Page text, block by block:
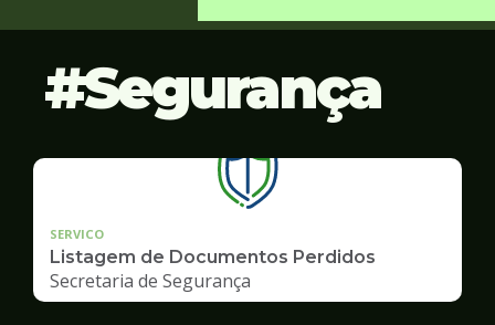
Segurança
SERVICO
Listagem de Documentos Perdidos
Secretaria de Segurança